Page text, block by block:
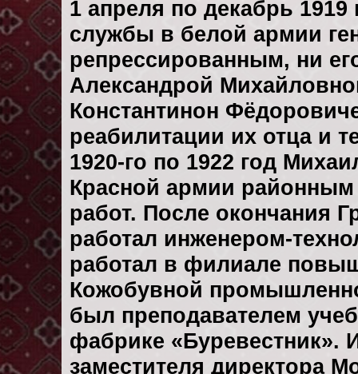
1 апреля по декабрь
службы в белой армии
репрессированным, ни
Александрой
Константинон
реабилитации их отца и
1920-го по 1922 год
Красной армии
работ. После окончания
работал инженером-
работал в филиале
Кожобувной
был преподавателем
фабрике «Буревестник».
заместителя директора